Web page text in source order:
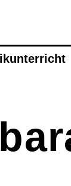
Orte